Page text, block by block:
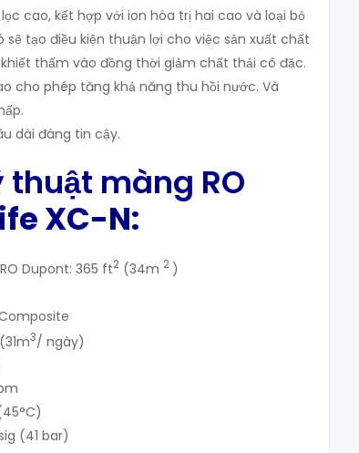
cao, kết hợp với ion hóa trị hai cao và loại bỏ
sẽ tạo điều kiện thuận lợi cho việc sản xuất chất
thấm vào đồng thời giảm chất thải cô đặc.
cho phép tăng khả năng thu hồi nước. Và
dài đáng tin cậy.
thuật màng RO
XC-N:
Dupont: 365 ft2 (34m 2 )
3/ ngày)
(41 bar)